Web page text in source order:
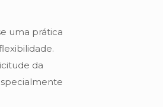
uma prática
da